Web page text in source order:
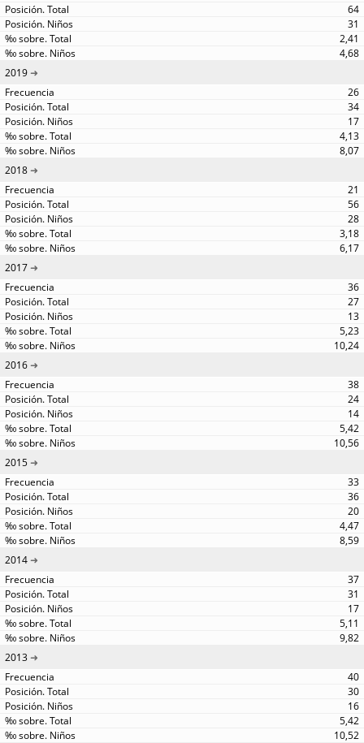
64
31
2,41
4,68
2019
26
34
17
4,13
8,07
2018
21
56
28
3,18
6,17
2017
36
27
13
5,23
10,24
2016
38
24
14
5,42
10,56
2015
33
36
20
4,47
8,59
2014
37
31
17
5,11
9,82
2013
40
30
16
5,42
10,52